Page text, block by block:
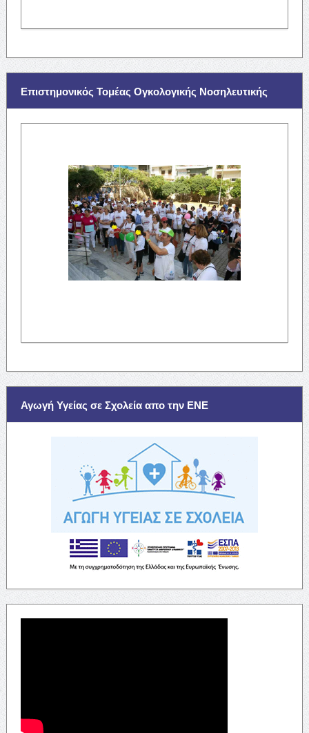
Επιστημονικός Τομέας Ογκολογικής Νοσηλευτικής
Αγωγή Υγείας σε Σχολεία απο την ΕΝΕ